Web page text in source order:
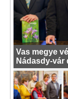
Vas megye
Nádasdy-vár